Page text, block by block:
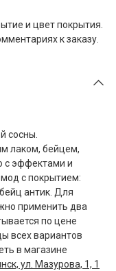
и цвет покрытия.
к заказу.
сосны.
лаком, бейцем,
с эффектами и
с покрытием:
антик. Для
применить два
по цене
всех вариантов
в магазине
ул. Мазурова, 1, 1